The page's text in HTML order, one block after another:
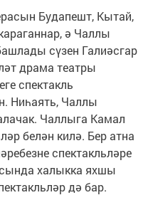
Будапешт, Кытай,
ә Чаллы
сүзен Галиәсгар
драма театры
спектакль
Ниһаять, Чаллы
Чаллыга Камал
белән килә. Бер атна
спектакльләре
халыкка яхшы
дә бар.